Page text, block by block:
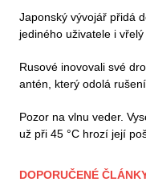
Japonský vývojář přidá
jediného uživatele i
Rusové inovovali své
antén, který odolá
Pozor na vlnu veder.
už při 45 °C hrozí její
DOPORUČENÉ